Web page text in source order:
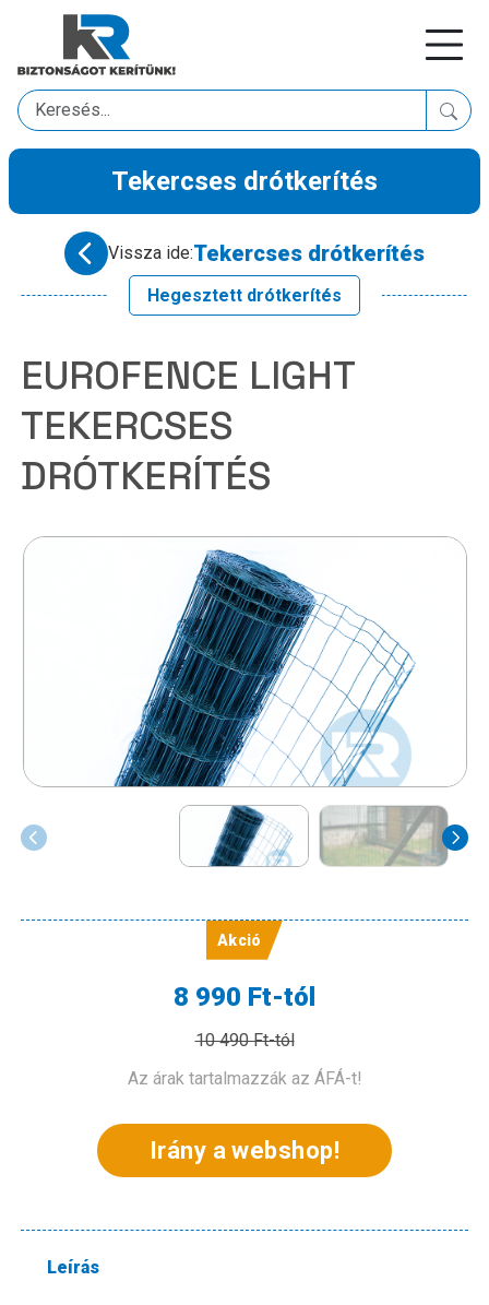
Tekercses drótkerítés
Vissza ide:Tekercses drótkerítés
Hegesztett drótkerítés
EUROFENCE LIGHT
TEKERCSES
DRÓTKERÍTÉS
8 990 Ft-tól
10 490 Ft-tól
Az árak tartalmazzák az ÁFÁ-t!
Irány a webshop!
Leírás